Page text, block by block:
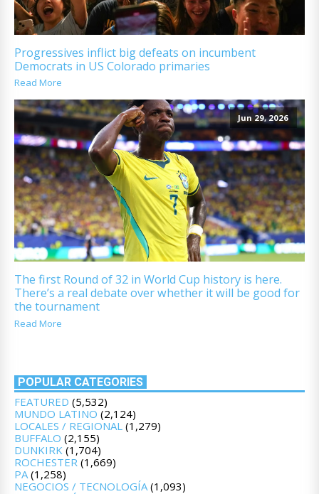
Progressives inflict big defeats on incumbent
Democrats in US Colorado primaries
Read More
Jun 29, 2026
The first Round of 32 in World Cup history is here.
There’s a real debate over whether it will be good for
the tournament
Read More
POPULAR CATEGORIES
FEATURED (5,532)
MUNDO LATINO (2,124)
LOCALES / REGIONAL (1,279)
BUFFALO (2,155)
DUNKIRK (1,704)
ROCHESTER (1,669)
PA (1,258)
NEGOCIOS / TECNOLOGÍA (1,093)